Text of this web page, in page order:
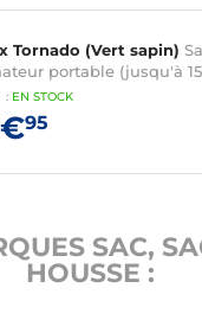
Tornado (Vert sapin)
portable (jusqu'à
: EN STOCK
95
SAC,
HOUSSE :